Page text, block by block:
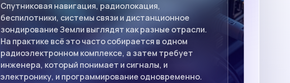
Спутниковая навигация, радиолокация,
беспилотники, системы связи и дистанционное
зондирование Земли выглядят как разные отрасли.
На практике всё это часто собирается в одном
радиоэлектронном комплексе, а затем требует
инженера, который понимает и сигналы, и
электронику, и программирование одновременно.